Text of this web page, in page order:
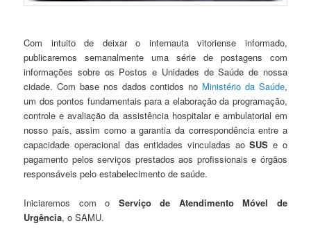
Com intuito de deixar o internauta vitoriense informado,
publicaremos semanalmente uma série de postagens com
informações sobre os Postos e Unidades de Saúde de nossa
cidade. Com base nos dados contidos no Ministério da Saúde,
um dos pontos fundamentais para a elaboração da programação,
controle e avaliação da assistência hospitalar e ambulatorial em
nosso país, assim como a garantia da correspondência entre a
capacidade operacional das entidades vinculadas aoSUSe o
pagamento pelos serviços prestados aos profissionais e órgãos
responsáveis pelo estabelecimento de saúde.
Iniciaremos com o Serviço de Atendimento Móvel de
Urgência, o SAMU.